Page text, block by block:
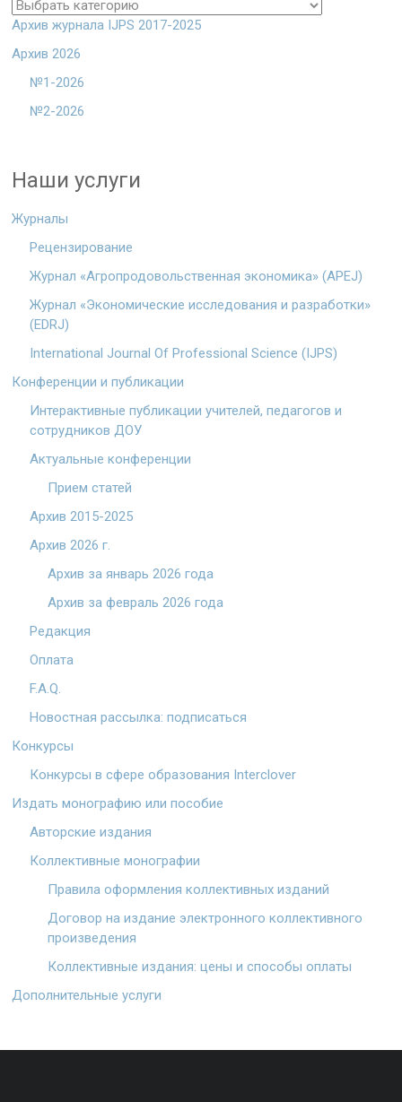
Архив журнала IJPS 2017-2025
Архив 2026
№1-2026
№2-2026
Наши услуги
Журналы
Рецензирование
Журнал «Агропродовольственная экономика» (APEJ)
Журнал «Экономические исследования и разработки»
(EDRJ)
International Journal Of Professional Science (IJPS)
Конференции и публикации
Интерактивные публикации учителей, педагогов и
сотрудников ДОУ
Актуальные конференции
Прием статей
Архив 2015-2025
Архив 2026 г.
Архив за январь 2026 года
Архив за февраль 2026 года
Редакция
Оплата
F.A.Q.
Новостная рассылка: подписаться
Конкурсы
Конкурсы в сфере образования Interclover
Издать монографию или пособие
Авторские издания
Коллективные монографии
Правила оформления коллективных изданий
Договор на издание электронного коллективного
произведения
Коллективные издания: цены и способы оплаты
Дополнительные услуги